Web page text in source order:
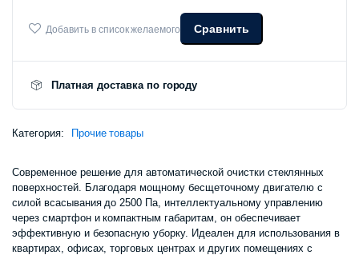
количество
Добавить в список желаемого Сравнить
Платная доставка по городу
Категория: Прочие товары
Современное решение для автоматической очистки стеклянных
поверхностей. Благодаря мощному бесщеточному двигателю с
силой всасывания до 2500 Па, интеллектуальному управлению
через смартфон и компактным габаритам, он обеспечивает
эффективную и безопасную уборку. Идеален для использования в
квартирах, офисах, торговых центрах и других помещениях с